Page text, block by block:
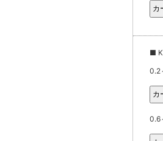
■
0.2
0.6